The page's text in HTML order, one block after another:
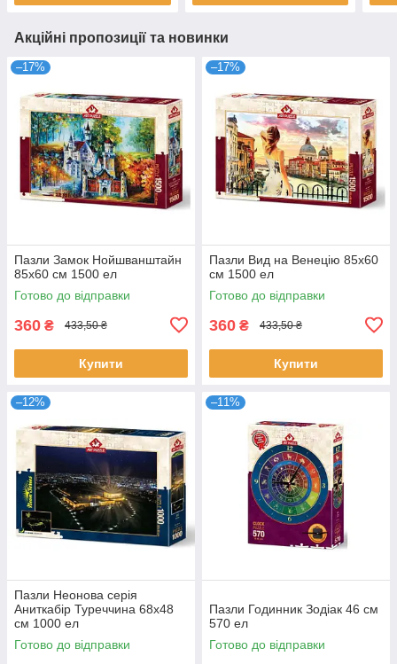
Акційні пропозиції та новинки
–17%
Пазли Замок Нойшванштайн
85х60 см 1500 ел
Готово до відправки
360 ₴ 433,50 ₴
Купити
–17%
Пазли Вид на Венецію 85х60
см 1500 ел
Готово до відправки
360 ₴ 433,50 ₴
Купити
–12%
Пазли Неонова серія
Аниткабір Туреччина 68х48
см 1000 ел
Готово до відправки
–11%
Пазли Годинник Зодіак 46 см
570 ел
Готово до відправки